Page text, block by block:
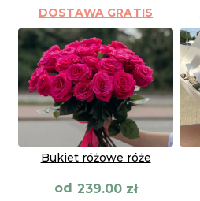
DOSTAWA GRATIS
Bukiet różowe róże
od 239.00 zł